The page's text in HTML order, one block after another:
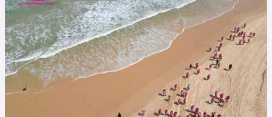
renseignement, nous saurons vous rediriger sur les sites des
organisateurs pour réserver votre dossard ou votre place en expédition.
🏁 Vous êtes prêt pour le grand départ ? Consultez ci-dessous laliste
des treks et raids à pied. Utilisez les filtres pour choisir votre destination
qui changera votre année 2026 ! 🧡